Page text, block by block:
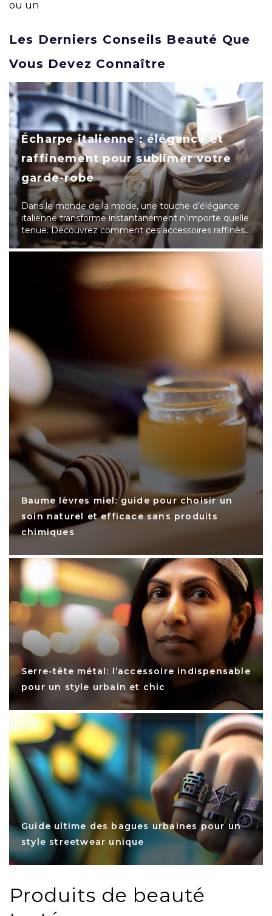
ou un
Les Derniers Conseils Beauté Que
Vous Devez Connaître
Écharpe italienne : élégance et
raffinement pour sublimer votre
garde-robe
Dans le monde de la mode, une touche d’élégance
italienne transforme instantanément n’importe quelle
tenue. Découvrez comment ces accessoires raffinés…
Baume lèvres miel: guide pour choisir un
soin naturel et efficace sans produits
chimiques
Serre-tête métal: l’accessoire indispensable
pour un style urbain et chic
Guide ultime des bagues urbaines pour un
style streetwear unique
Produits de beauté